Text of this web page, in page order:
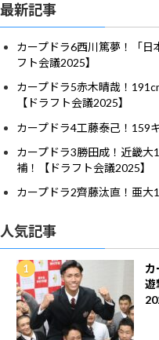
最新記事
カープドラ6西川篤夢！「日
フト会議2025】
カープドラ5赤木晴哉！
【ドラフト会議2025】
カープドラ4工藤泰己！159
カープドラ3勝田成！近畿
補！【ドラフト会議2025】
カープドラ2齊藤汰直！亜大
人気記事
カ
遊